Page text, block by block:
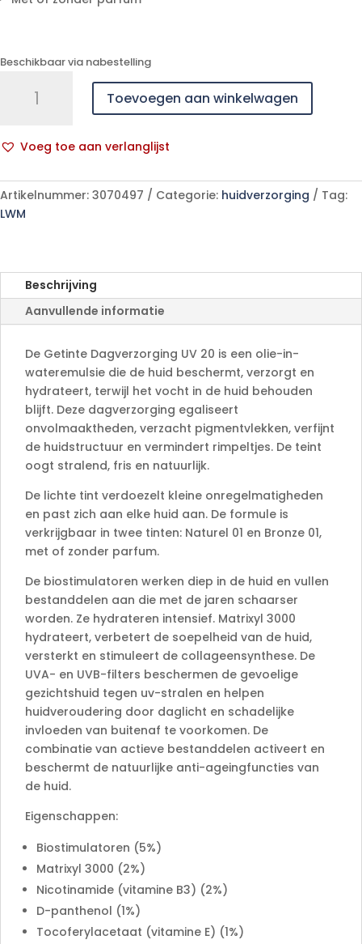
Beschikbaar via nabestelling
Dagverzorg.getint
N/parf
aantal
Toevoegen aan winkelwagen
Voeg toe aan verlanglijst
l
t
e
a
t
Artikelnummer: 3070497 Categorie: huidverzorging
Tag:
LWM
Beschrijving
Aanvullende informatie
De Getinte Dagverzorging UV 20 is een olie-in-
wateremulsie die de huid beschermt, verzorgt en
hydrateert, terwijl het vocht in de huid behouden
blijft. Deze dagverzorging egaliseert
onvolmaaktheden, verzacht pigmentvlekken, verfijnt
de huidstructuur en vermindert rimpeltjes. De teint
oogt stralend, fris en natuurlijk.
De lichte tint verdoezelt kleine onregelmatigheden
en past zich aan elke huid aan. De formule is
verkrijgbaar in twee tinten: Naturel 01 en Bronze 01,
met of zonder parfum.
De biostimulatoren werken diep in de huid en vullen
bestanddelen aan die met de jaren schaarser
worden. Ze hydrateren intensief. Matrixyl 3000
hydrateert, verbetert de soepelheid van de huid,
versterkt en stimuleert de collageensynthese. De
UVA- en UVB-filters beschermen de gevoelige
gezichtshuid tegen uv-stralen en helpen
huidveroudering door daglicht en schadelijke
invloeden van buitenaf te voorkomen. De
combinatie van actieve bestanddelen activeert en
beschermt de natuurlijke anti-ageingfuncties van
de huid.
Eigenschappen:
Biostimulatoren (5%)
Matrixyl 3000 (2%)
Nicotinamide (vitamine B3) (2%)
D-panthenol (1%)
Tocoferylacetaat (vitamine E) (1%)